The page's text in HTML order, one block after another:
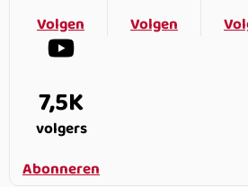
Volgen
Volgen
7,5K
volgers
Abonneren